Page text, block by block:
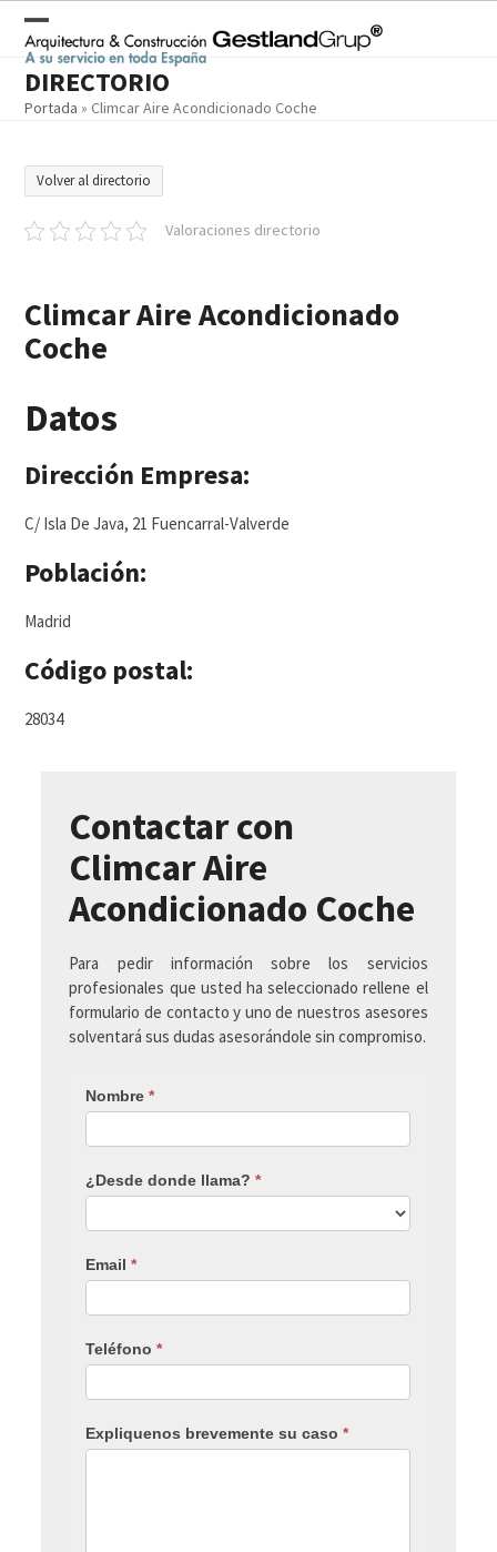
contentOpen
mobile
menu
Close
mobile
menu
DIRECTORIO
Portada » Climcar Aire Acondicionado Coche
Volver al directorio
Valoraciones directorio
Climcar Aire Acondicionado
Coche
Datos
Dirección Empresa:
C/ Isla De Java, 21 Fuencarral-Valverde
Población:
Madrid
Código postal:
28034
Contactar con
Climcar Aire
Acondicionado Coche
Para pedir información sobre los servicios
profesionales que usted ha seleccionado rellene el
formulario de contacto y uno de nuestros asesores
solventará sus dudas asesorándole sin compromiso.
Nombre*
¿Desde donde llama?*
Email*
Teléfono*
Expliquenos brevemente su caso*